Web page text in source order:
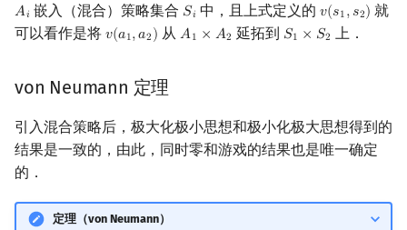
𝐴𝑖
Ai 嵌入（混合）策略集合 𝑆𝑖
Si 中，且上式定义的𝑣(𝑠1,𝑠2)
v(s1,s2) 就
可以看作是将 𝑣(𝑎1,𝑎2)
v(a1,a2) 从 𝐴1 × 𝐴2
A1× A2 延拓到 𝑆1 × 𝑆2
S1 ×S 2 上．
von Neumann 定理
引入混合策略后，极大化极小思想和极小化极大思想得到的
结果是一致的，由此，同时零和游戏的结果也是唯一确定
的．
定理（von Neumann）